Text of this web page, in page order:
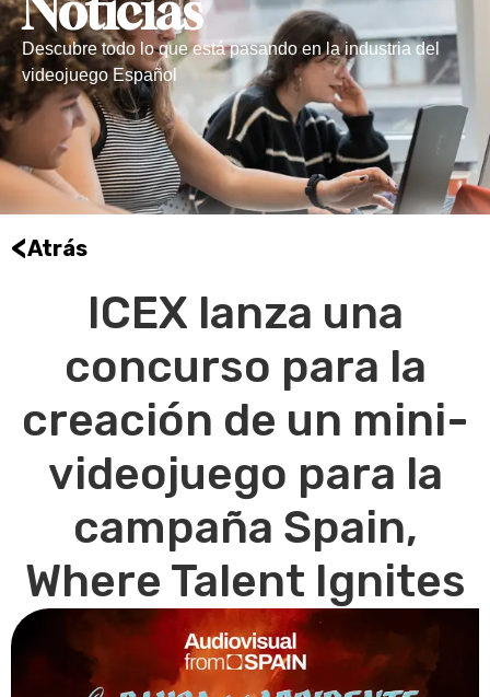
Descubre todo lo que está pasando en la industria del
videojuego Español
<Atrás
ICEX lanza una
concurso para la
creación de un mini-
videojuego para la
campaña Spain,
Where Talent Ignites